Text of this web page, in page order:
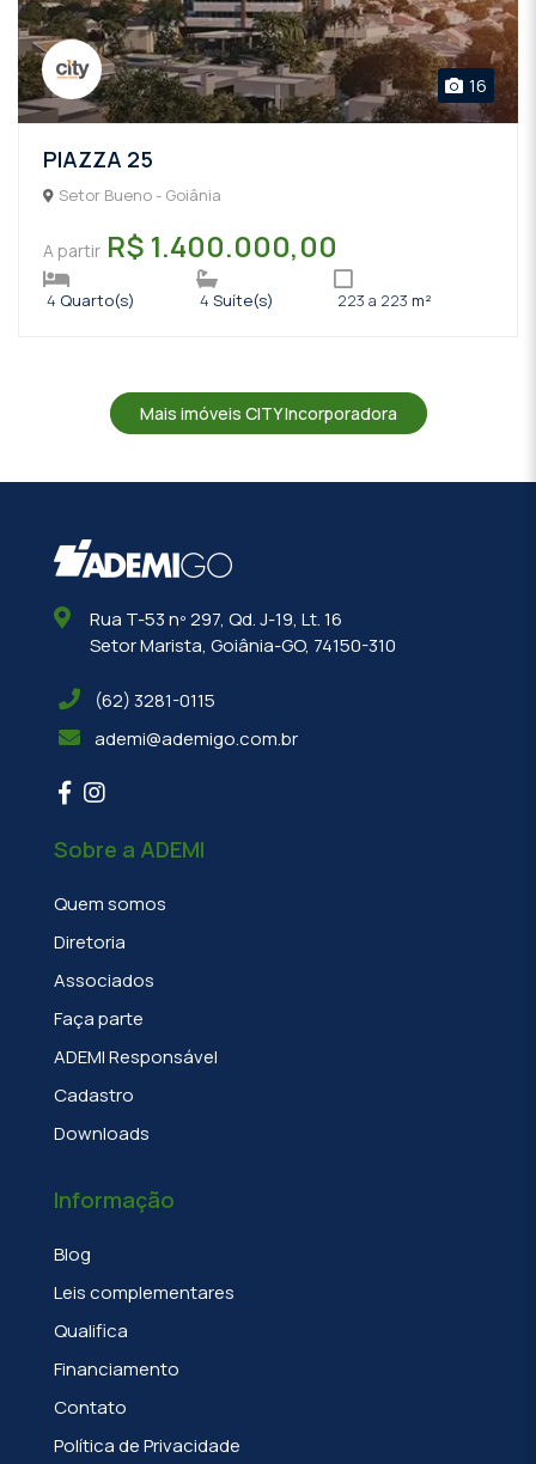
16
PIAZZA 25
Setor Bueno - Goiânia
A partir R$ 1.400.000,00
4 Quarto(s) 4 Suíte(s) 223 a 223 m²
Mais imóveis CITY Incorporadora
Rua T-53 nº 297, Qd. J-19, Lt. 16
Setor Marista, Goiânia-GO, 74150-310
(62) 3281-0115
ademi@ademigo.com.br
Sobre a ADEMI
Quem somos
Diretoria
Associados
Faça parte
ADEMI Responsável
Cadastro
Downloads
Informação
Blog
Leis complementares
Qualifica
Financiamento
Contato
Política de Privacidade